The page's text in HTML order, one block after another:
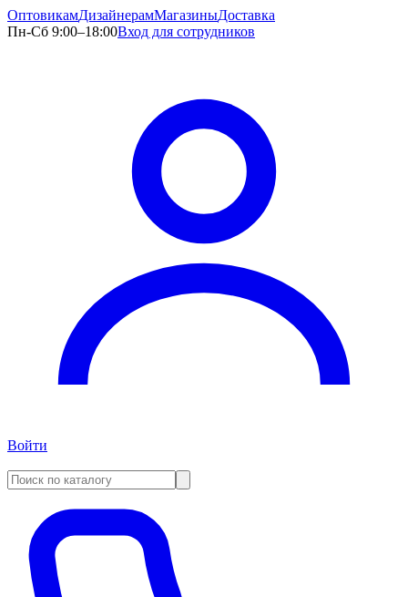
ОптовикамДизайнерамМагазиныДоставка
Пн-Сб 9:00–18:00Вход для сотрудников
Войти